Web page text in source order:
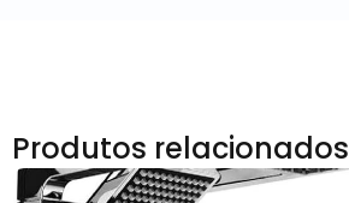
Produtos relacionados